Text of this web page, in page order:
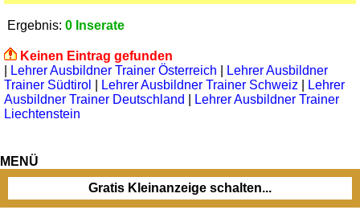
Ergebnis: 0 Inserate
Keinen Eintrag gefunden
Lehrer Ausbildner Trainer Österreich
Lehrer Ausbildner
Trainer Südtirol
Lehrer Ausbildner Trainer Schweiz
Lehrer
Ausbildner Trainer Deutschland
Lehrer Ausbildner Trainer
Liechtenstein
MENÜ
Gratis Kleinanzeige schalten...